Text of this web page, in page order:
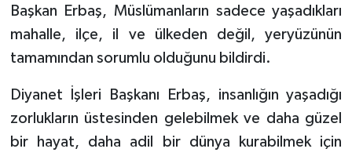
Başkan Erbaş, Müslümanların sadece yaşadıkları
mahalle, ilçe, il ve ülkeden değil, yeryüzünün
tamamından sorumlu olduğunu bildirdi.
Diyanet İşleri Başkanı Erbaş, insanlığın yaşadığı
zorlukların üstesinden gelebilmek ve daha güzel
bir hayat, daha adil bir dünya kurabilmek için
Kırıkkale Müftülüğü
Kırklareli Müftülüğü
Kırşehir Müftülüğü
Kocaeli Müftülüğü